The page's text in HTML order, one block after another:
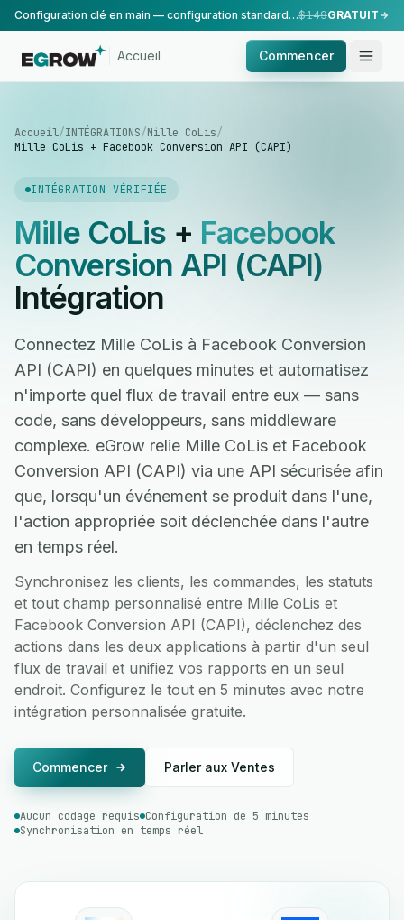
Configuration clé en main — configuration standard, réalisée par notre équipe.$149GRATUIT
Accueil Commencer
Accueil/INTÉGRATIONS/Mille CoLis/
Mille CoLis + Facebook Conversion API (CAPI)
INTÉGRATION VÉRIFIÉE
Mille CoLis+ Facebook
Conversion API (CAPI)
Intégration
Connectez Mille CoLis à Facebook Conversion
API (CAPI) en quelques minutes et automatisez
n'importe quel flux de travail entre eux — sans
code, sans développeurs, sans middleware
complexe. eGrow relie Mille CoLis et Facebook
Conversion API (CAPI) via une API sécurisée afin
que, lorsqu'un événement se produit dans l'une,
l'action appropriée soit déclenchée dans l'autre
en temps réel.
Synchronisez les clients, les commandes, les statuts
et tout champ personnalisé entre Mille CoLis et
Facebook Conversion API (CAPI), déclenchez des
actions dans les deux applications à partir d'un seul
flux de travail et unifiez vos rapports en un seul
endroit. Configurez le tout en 5 minutes avec notre
intégration personnalisée gratuite.
Commencer Parler aux Ventes
Aucun codage requis Configuration de 5 minutes
Synchronisation en temps réel